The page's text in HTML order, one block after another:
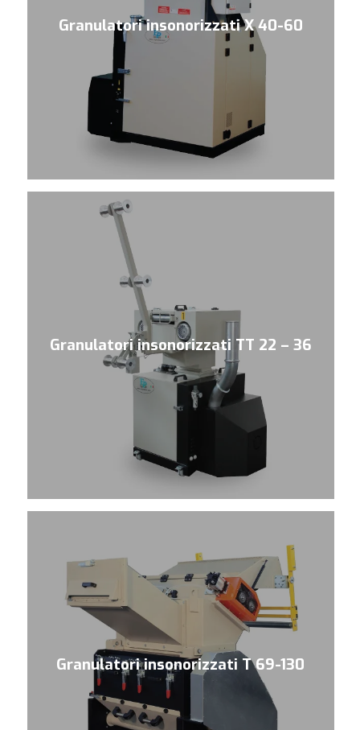
Granulatori insonorizzati X 40-60
Granulatori insonorizzati TT 22 – 36
Granulatori insonorizzati T 69-130